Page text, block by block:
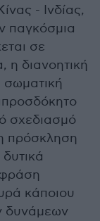
- Ινδίας,
παγκόσμια
σε
η διανοητική
σχεδιασμό
πρόσκληση
κάποιου
δυνάμεων